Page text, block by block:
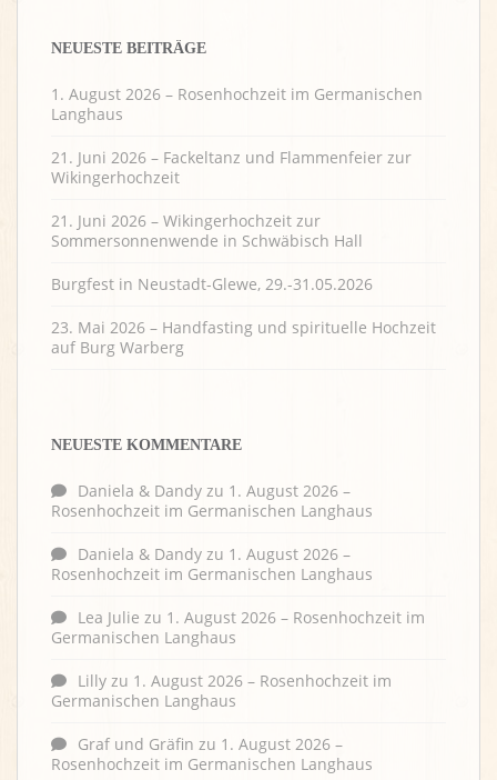
NEUESTE BEITRÄGE
1. August 2026 – Rosenhochzeit im Germanischen
Langhaus
21. Juni 2026 – Fackeltanz und Flammenfeier zur
Wikingerhochzeit
21. Juni 2026 – Wikingerhochzeit zur
Sommersonnenwende in Schwäbisch Hall
Burgfest in Neustadt-Glewe, 29.-31.05.2026
23. Mai 2026 – Handfasting und spirituelle Hochzeit
auf Burg Warberg
NEUESTE KOMMENTARE
Daniela & Dandy zu 1. August 2026 –
Rosenhochzeit im Germanischen Langhaus
Daniela & Dandy zu 1. August 2026 –
Rosenhochzeit im Germanischen Langhaus
Lea Julie zu 1. August 2026 – Rosenhochzeit im
Germanischen Langhaus
Lilly zu 1. August 2026 – Rosenhochzeit im
Germanischen Langhaus
Graf und Gräfin zu 1. August 2026 –
Rosenhochzeit im Germanischen Langhaus